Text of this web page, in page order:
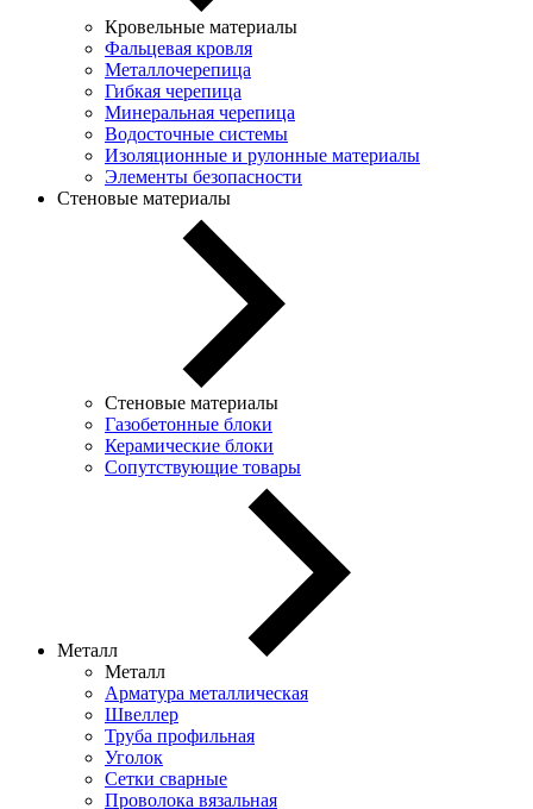
Кровельные материалы
Фальцевая кровля
Металлочерепица
Гибкая черепица
Минеральная черепица
Водосточные системы
Изоляционные и рулонные материалы
Элементы безопасности
Стеновые материалы
Стеновые материалы
Газобетонные блоки
Керамические блоки
Сопутствующие товары
Металл
Металл
Арматура металлическая
Швеллер
Труба профильная
Уголок
Сетки сварные
Проволока вязальная